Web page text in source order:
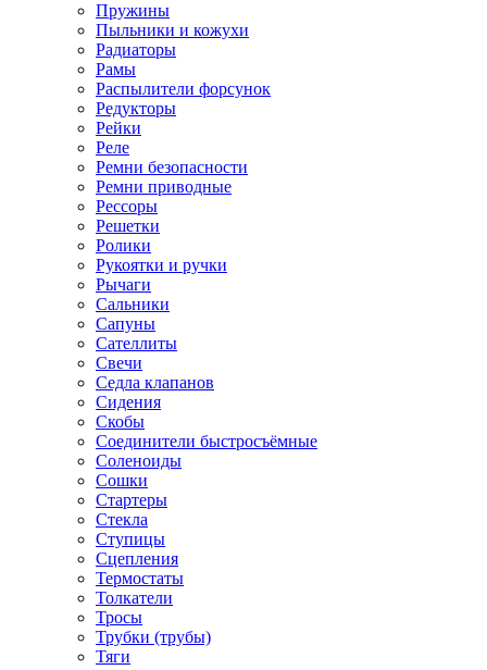
Пружины
Пыльники и кожухи
Радиаторы
Рамы
Распылители форсунок
Редукторы
Рейки
Реле
Ремни безопасности
Ремни приводные
Рессоры
Решетки
Ролики
Рукоятки и ручки
Рычаги
Сальники
Сапуны
Сателлиты
Свечи
Седла клапанов
Сидения
Скобы
Соединители быстросъёмные
Соленоиды
Сошки
Стартеры
Стекла
Ступицы
Сцепления
Термостаты
Толкатели
Тросы
Трубки (трубы)
Тяги